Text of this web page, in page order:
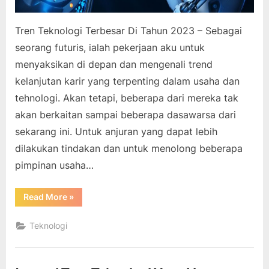
Tren Teknologi Terbesar Di Tahun 2023 – Sebagai
seorang futuris, ialah pekerjaan aku untuk
menyaksikan di depan dan mengenali trend
kelanjutan karir yang terpenting dalam usaha dan
tehnologi. Akan tetapi, beberapa dari mereka tak
akan berkaitan sampai beberapa dasawarsa dari
sekarang ini. Untuk anjuran yang dapat lebih
dilakukan tindakan dan untuk menolong beberapa
pimpinan usaha…
Read More“Tren
Teknologi
Di
Tahun
»
Teknologi